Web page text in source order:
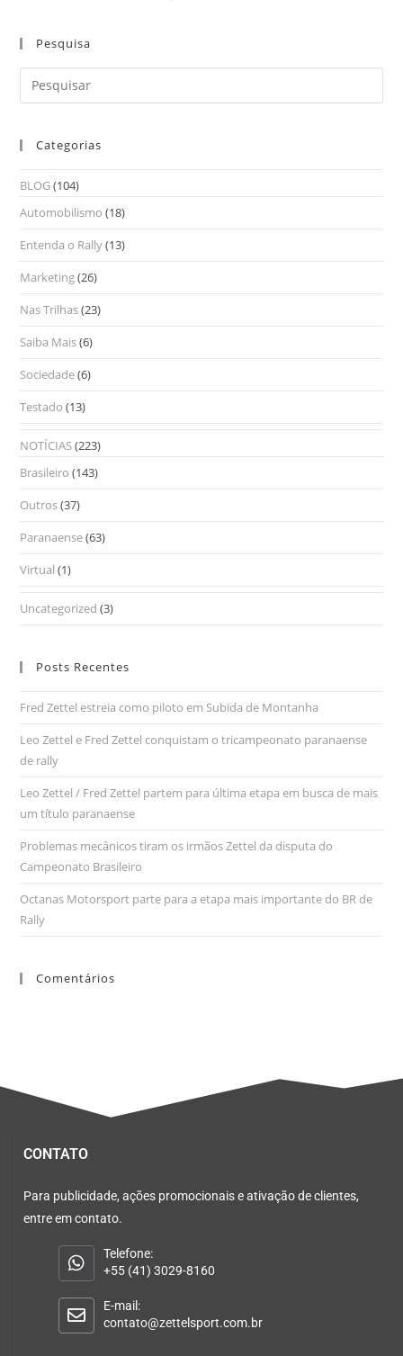
Pesquisa
Categorias
BLOG(104)
Automobilismo (18)
Entenda o Rally(13)
Marketing(26)
Nas Trilhas(23)
Saiba Mais(6)
Sociedade(6)
Testado (13)
NOTÍCIAS(223)
Brasileiro (143)
Outros(37)
Paranaense(63)
Virtual (1)
Uncategorized (3)
Posts Recentes
Fred Zettel estreia como piloto em Subida de Montanha
Leo Zettel e Fred Zettel conquistam o tricampeonato paranaense
de rally
Leo Zettel / Fred Zettel partem para última etapa em busca de mais
um título paranaense
Problemas mecânicos tiram os irmãos Zettel da disputa do
Campeonato Brasileiro
Octanas Motorsport parte para a etapa mais importante do BR de
Rally
Comentários
CONTATO
Para publicidade, ações promocionais e ativação de clientes,
entre em contato.
Telefone:
+55 (41) 3029-8160
E-mail:
contato@zettelsport.com.br